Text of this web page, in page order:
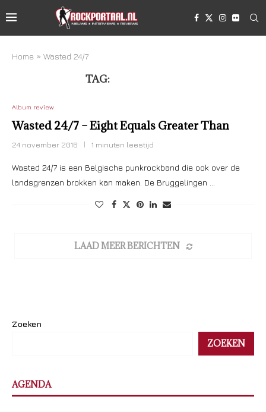
Home » Wasted 24/7
TAG:
Album review
Wasted 24/7 – Eight Equals Greater Than
24 november 2016 1 minuten leestijd
Wasted 24/7 is een Belgische punkrockband die ook over de
landsgrenzen brokken kan maken. De Bruggelingen …
LAAD MEER BERICHTEN
Zoeken
ZOEKEN
AGENDA